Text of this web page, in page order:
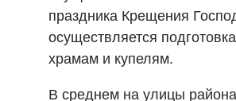
праздника Крещения
осуществляется
храмам и купелям.
В среднем на улицы